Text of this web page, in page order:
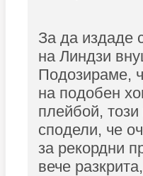
За да издаде
на Линдзи
Подозираме,
на подобен
плейбой,
сподели, че
за рекордни
вече